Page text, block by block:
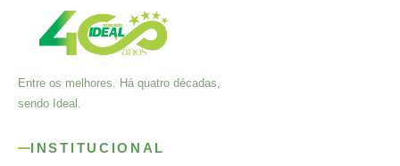
Entre os melhores. Há quatro décadas,
sendo Ideal.
INSTITUCIONAL